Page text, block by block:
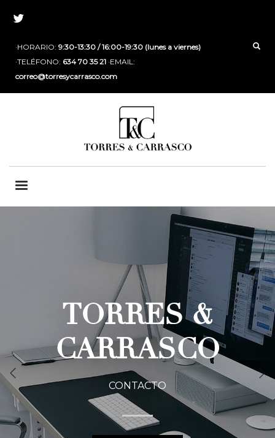
·HORARIO: 9:30-13:30 / 16:00-19:30 (lunes a viernes)
·TELÉFONO: 634 70 35 21 ·EMAIL:
correo@torresycarrasco.com
TORRES &
CARRASCO
CONTACTO
TORRES &
CARRASCO
CONTACTO